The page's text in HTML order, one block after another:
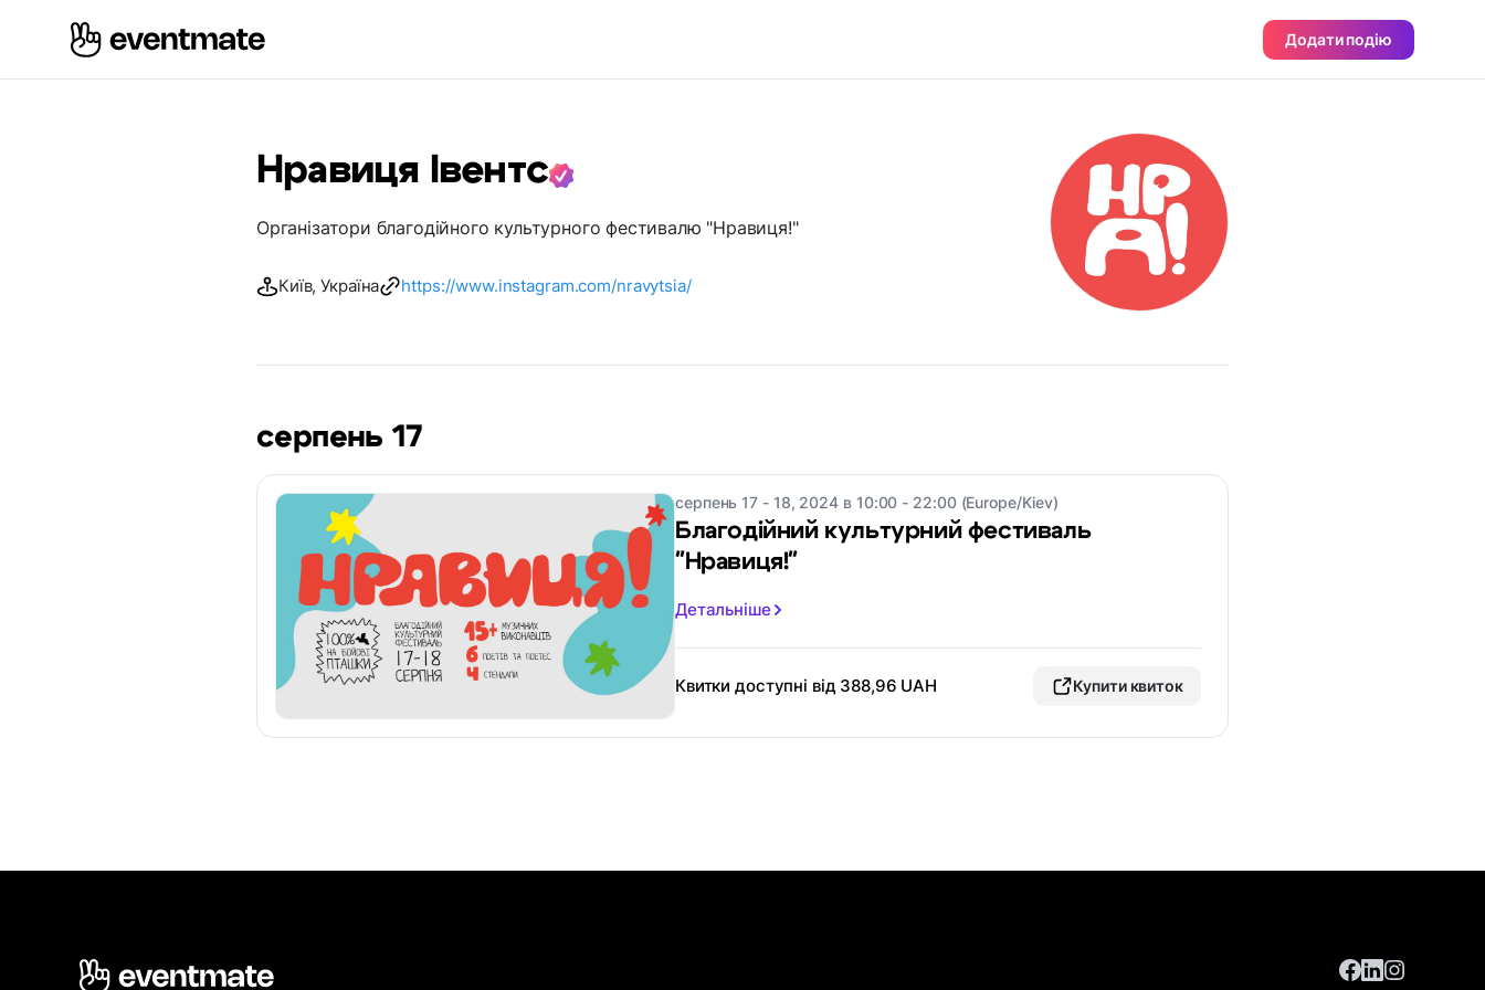
Додати подію
Нравиця Івентс
Організатори благодійного культурного фестивалю "Нравиця!"
Київ, Україна https://www.instagram.com/nravytsia/
серпень 17
серпень 17 - 18, 2024 в 10:00 - 22:00 (Europe/Kiev)
Благодійний культурний фестиваль
"Нравиця!"
Детальніше
Квитки доступні від 388,96 UAH Купити квиток